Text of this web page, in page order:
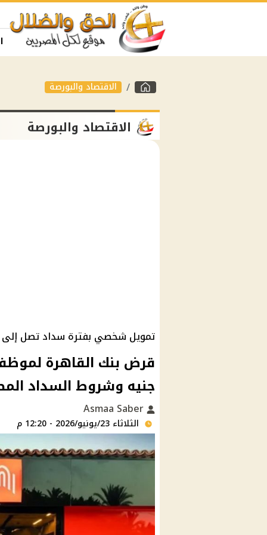
الاقتصاد والبورصة
الاقتصاد والبورصة
تمويل شخصي بفترة سداد تصل إلى 10 سنوات وشروط
جنيه وشروط السداد
الثلاثاء 23/يونيو/2026 - 12:20 م